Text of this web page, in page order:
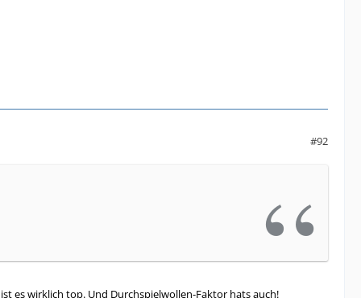
#92
es wirklich top. Und Durchspielwollen-Faktor hats auch!